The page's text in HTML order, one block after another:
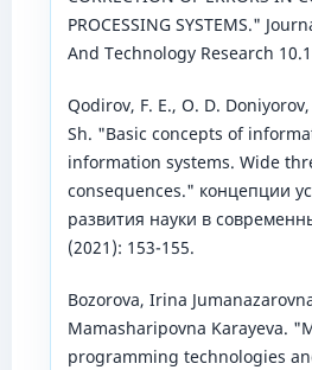
PROCESSING SYSTEMS."
And Technology Research
Qodirov, F. E., O. D.
Sh. "Basic concepts of
information systems. Wide
consequences." концепции
развития науки в
(2021): 153-155.
Bozorova, Irina
Mamasharipovna Karayeva.
programming technologies